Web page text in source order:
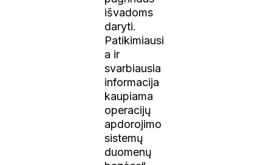
išvadoms
daryti.
Patikimiausi
a ir
svarbiausia
informacija
kaupiama
operacijų
apdorojimo
sistemų
duomenų